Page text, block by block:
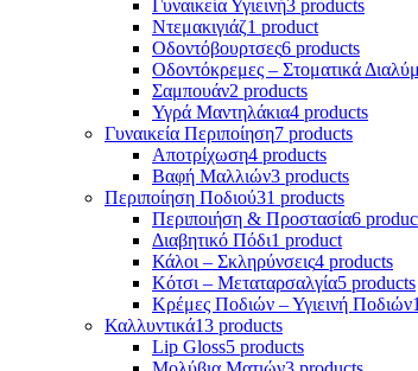
Γυναικεία Υγιεινή3 products
Ντεμακιγιάζ1 product
Οδοντόβουρτσες6 products
Οδοντόκρεμες – Στοματικά
Σαμπουάν2 products
Υγρά Μαντηλάκια4 products
Γυναικεία Περιποίηση7 products
Αποτρίχωση4 products
Βαφή Μαλλιών3 products
Περιποίηση Ποδιού31 products
Περιποιήση & Προστασία6
Διαβητικό Πόδι1 product
Κάλοι – Σκληρύνσεις4 products
Κότσι – Μεταταρσαλγία5 products
Κρέμες Ποδιών – Υγιεινή Ποδιών
Καλλυντικά13 products
Lip Gloss5 products